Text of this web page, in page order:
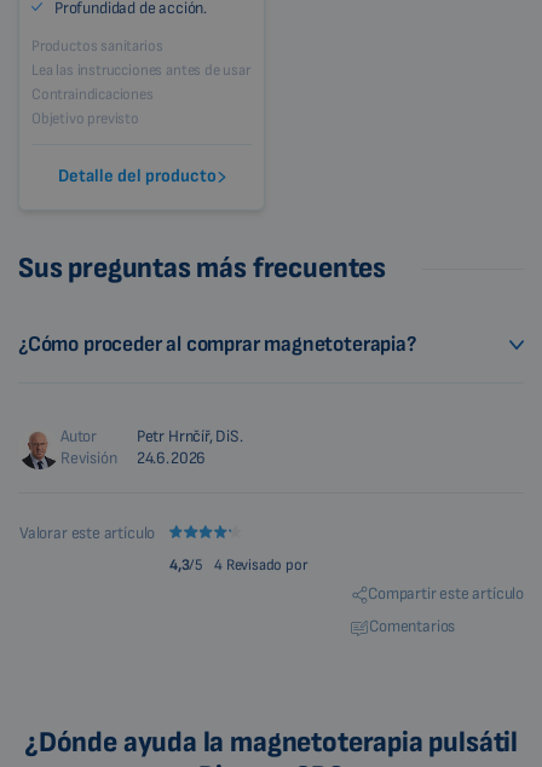
Profundidad de acción.
Productos sanitarios
Lea las instrucciones antes de usar
Contraindicaciones
Objetivo previsto
Detalle del producto
Sus preguntas más frecuentes
¿Cómo proceder al comprar magnetoterapia?
Autor
Petr Hrnčíř, DiS.
Revisión
24.6.2026
Valorar este artículo
4,3/5 4 Revisado por
Compartir este artículo
Comentarios
¿Dónde ayuda la magnetoterapia pulsátil